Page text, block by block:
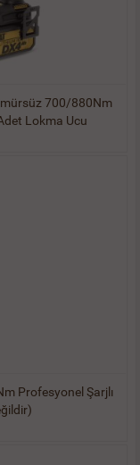
700/880Nm
Lokma Ucu
Profesyonel Şarjlı